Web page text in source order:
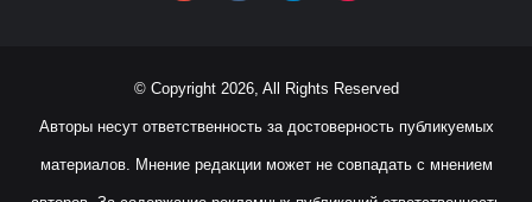
© Copyright 2026, All Rights Reserved
Авторы несут ответственность за достоверность публикуемых
материалов. Мнение редакции может не совпадать с мнением